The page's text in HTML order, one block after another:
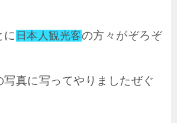
に 日本人観光客の方々がぞろぞ
写真に写ってやりましたぜぐ